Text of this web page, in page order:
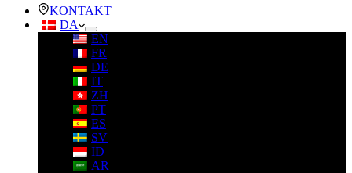
KONTAKT
DA
EN
FR
DE
IT
ZH
PT
ES
SV
ID
AR